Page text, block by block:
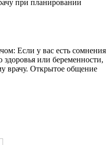
при планировании
Если у вас есть сомнения
или беременности,
врачу. Открытое общение